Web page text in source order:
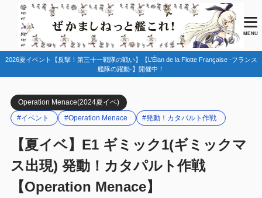
MENU
2026夏イベント【反撃！第三十一戦隊の戦い】【L’Élan de la Flotte Française -フランス
艦隊の躍動-】開催中！
Operation Menace(2024夏イベ)
#イベント
#Operation Menace #発動！カタパルト作戦
【夏イベ】E1 ギミック1(ギミックマ
ス出現) 発動！カタパルト作戦
【Operation Menace】
目次
1
海域別の出撃表
2.1 ギミック情報
2.2 敵編成
2.3 特効艦・特効装備